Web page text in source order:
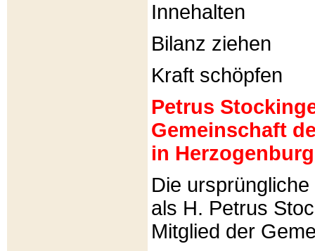
Innehalten
Bilanz ziehen
Kraft schöpfen
Petrus
Gemeinschaft
in
Die
als H. Petrus
Mitglied der